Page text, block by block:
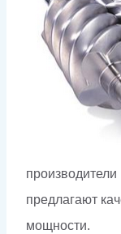
предлагают
мощности.